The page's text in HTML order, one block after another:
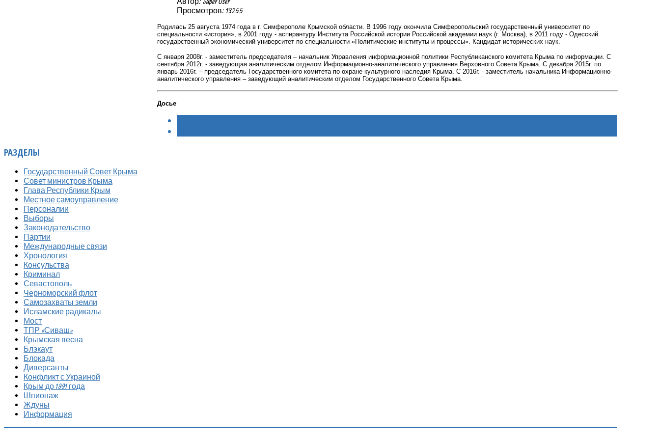
Просмотров: 13255
Родилась 25 августа 1974 года в г. Симферополе Крымской области. В 1996 году окончила Симферопольский государственный университет по
специальности «история», в 2001 году - аспирантуру Института Российской истории Российской академии наук (г. Москва), в 2011 году - Одесский
государственный экономический университет по специальности «Политические институты и процессы». Кандидат исторических наук.
С января 2008г. - заместитель председателя – начальник Управления информационной политики Республиканского комитета Крыма по информации. С
сентября 2012г. - заведующая аналитическим отделом Информационно-аналитического управления Верховного Совета Крыма. С декабря 2015г. по
январь 2016г. – председатель Государственного комитета по охране культурного наследия Крыма. С 2016г. - заместитель начальника Информационно-
аналитического управления – заведующий аналитическим отделом Государственного Совета Крыма
Досье
РАЗДЕЛЫ
Государственный Совет Крыма
Совет министров Крыма
Глава Республики Крым
Местное самоуправление
Персоналии
Выборы
Законодательство
Партии
Международные связи
Хронология
Консульства
Криминал
Севастополь
Черноморский флот
Самозахваты земли
Исламские радикалы
Мост
ТПР «Сиваш»
Крымская весна
Блэкаут
Блокада
Диверсанты
Конфликт с Украиной
Крым до 1991 года
Шпионаж
Ждуны
Информация